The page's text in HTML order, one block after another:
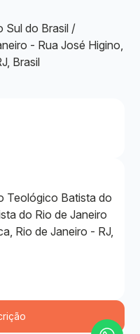
Sul do Brasil /
- Rua José Higino,
Brasil
Teológico Batista do
do Rio de Janeiro
Rio de Janeiro - RJ,